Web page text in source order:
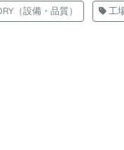
（設備・品質） 工